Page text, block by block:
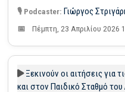
Γιώργος
Πέμπτη, 23 Απριλίου 2026
Ξεκινούν οι αιτήσεις για
και στον Παιδικό Σταθμό